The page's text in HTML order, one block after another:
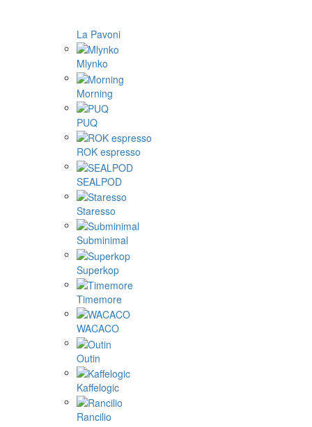
La Pavoni
Mlynko
Morning
PUQ
ROK espresso
SEALPOD
Staresso
Subminimal
Superkop
Timemore
WACACO
Outin
Kaffelogic
Rancilio